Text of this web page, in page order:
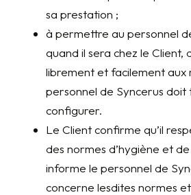
sa prestation ;
à permettre au personnel
quand il sera chez le Client,
librement et facilement aux
personnel de Syncerus doit
configurer.
Le Client confirme qu’il
des normes d’hygiène et
informe le personnel de
concerne lesdites normes